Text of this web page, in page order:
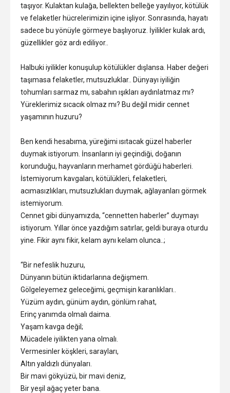
taşıyor. Kulaktan kulağa, bellekten belleğe yayılıyor, kötülük
ve felaketler hücrelerimizin içine işliyor. Sonrasında, hayatı
sadece bu yönüyle görmeye başlıyoruz. İyilikler kulak ardı,
güzellikler göz ardı ediliyor..
Halbuki iyilikler konuşulup kötülükler dışlansa. Haber değeri
taşımasa felaketler, mutsuzluklar.. Dünyayı iyiliğin
tohumları sarmaz mı, sabahın ışıkları aydınlatmaz mı?
Yüreklerimiz sıcacık olmaz mı? Bu değil midir cennet
yaşamının huzuru?
Ben kendi hesabıma, yüreğimi ısıtacak güzel haberler
duymak istiyorum. İnsanların iyi geçindiği, doğanın
korunduğu, hayvanların merhamet gördüğü haberleri.
İstemiyorum kavgaları, kötülükleri, felaketleri,
acımasızlıkları, mutsuzlukları duymak, ağlayanları görmek
istemiyorum.
Cennet gibi dünyamızda, “cennetten haberler” duymayı
istiyorum. Yıllar önce yazdığım satırlar, geldi buraya oturdu
yine. Fikir aynı fikir, kelam aynı kelam olunca..;
“️Bir nefeslik huzuru,
Dünyanın bütün iktidarlarına değişmem.
Gölgeleyemez geleceğimi, geçmişin karanlıkları..
Yüzüm aydın, günüm aydın, gönlüm rahat,
Erinç yanımda olmalı daima.
Yaşam kavga değil;
Mücadele iyilikten yana olmalı.
Vermesinler köşkleri, sarayları,
Altın yaldızlı dünyaları.
Bir mavi gökyüzü, bir mavi deniz,
Bir yeşil ağaç yeter bana.